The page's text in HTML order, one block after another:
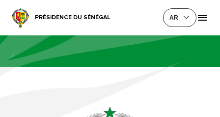
PRÉSIDENCE DU SÉNÉGAL AR
/